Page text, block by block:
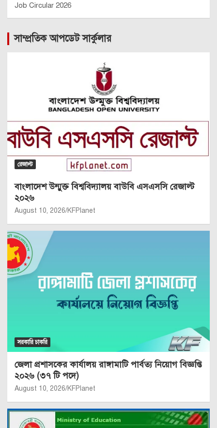
Job Circular 2026
সাম্প্রতিক আপডেট সার্কুলার
রেজাল্ট
বাংলাদেশ উন্মুক্ত বিশ্ববিদ্যালয় বাউবি এসএসসি রেজাল্ট
২০২৬
August 10, 2026 KFPlanet
সরকারি চাকরি
জেলা প্রশাসকের কার্যালয় রাঙ্গামাটি পার্বত্য নিয়োগ বিজ্ঞপ্তি
২০২৬ (৩৭ টি পদে)
August 10, 2026 KFPlanet